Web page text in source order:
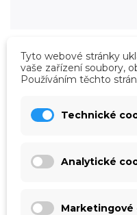
Tyto webové stránky
vaše zařízení soubory,
Používáním těchto
Technické
Analytické
Marketingové